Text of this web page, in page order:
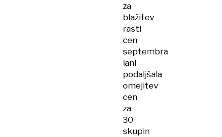
za
blažitev
rasti
cen
septembra
lani
podaljšala
omejitev
cen
za
30
skupin